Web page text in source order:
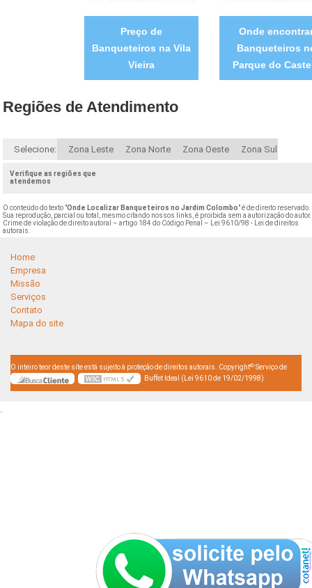
Preço de
Banqueteiros na Vila
Vieira
Onde
Banqueteiros
Parque do
Regiões de Atendimento
Selecione: Zona Leste Zona Norte Zona Oeste Zona Sul
Verifique as regiões que
atendemos
O conteúdo do texto "Onde Localizar Banqueteiros no Jardim Colombo" é de direito reservado.
Sua reprodução, parcial ou total, mesmo citando nossos links, é proibida sem a autorização do autor.
Crime de violação de direito autoral – artigo 184 do Código Penal –
Lei 9610/98 - Lei de direitos
autorais
Home
Empresa
Missão
Serviços
Contato
Mapa do site
O inteiro teor deste site está sujeito à proteção de direitos autorais. Copyright© Serviço de
Buffet Ideal (Lei 9610 de 19/02/1998)